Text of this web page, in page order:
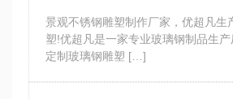
景观不锈钢雕塑制作厂家，优超凡生
塑!优超凡是一家专业玻璃钢制品生
定制玻璃钢雕塑 […]